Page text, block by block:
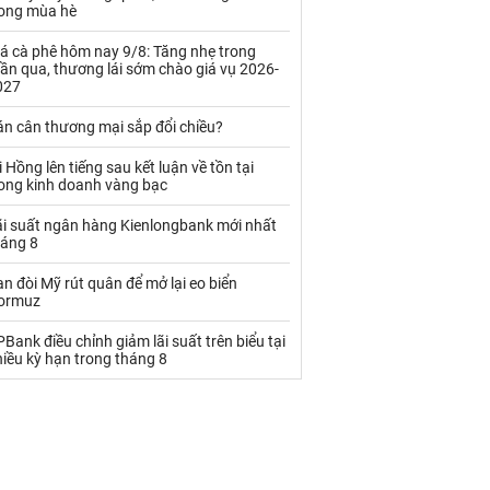
Palladium
Rau - Củ -Quả Sắt thép
Sữa
Than Thức ăn chăn nuôi
Thủy hải sản khác
Vàng
VLXD khác Xăng dầu
Xi măng - Clynker
mùa hè
cà phê hôm nay 9/8: Tăng nhẹ trong
qua, thương lái sớm chào giá vụ 2026-
cân thương mại sắp đổi chiều?
Hồng lên tiếng sau kết luận về tồn tại
kinh doanh vàng bạc
suất ngân hàng Kienlongbank mới nhất
8
đòi Mỹ rút quân để mở lại eo biển
điều chỉnh giảm lãi suất trên biểu tại
kỳ hạn trong tháng 8